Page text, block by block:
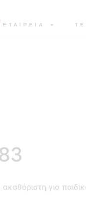
ΕΤΑΙΡΕΙΑ
για